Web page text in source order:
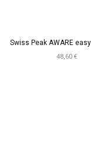
48,60 €